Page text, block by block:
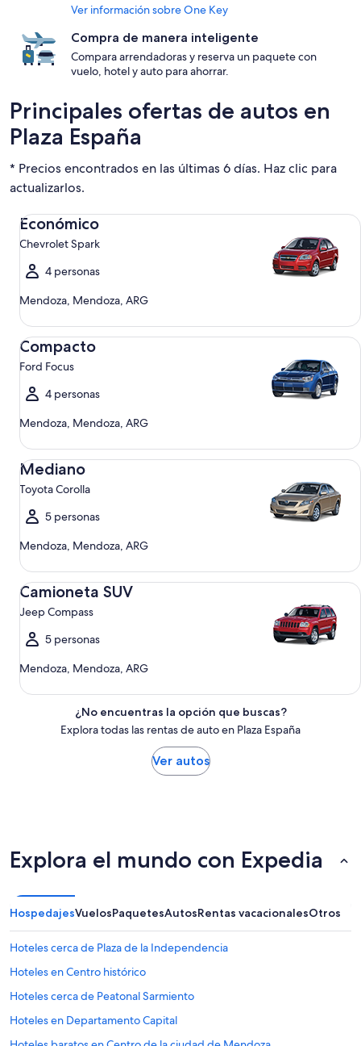
Ver información sobre One Key
Compra de manera inteligente
Compara arrendadoras y reserva un paquete con
vuelo, hotel y auto para ahorrar.
Principales ofertas de autos en
Plaza España
* Precios encontrados en las últimas 6 días. Haz clic para
actualizarlos.
Económico
Chevrolet Spark
4 personas
Mendoza, Mendoza, ARG
Económico Chevrolet Spark
Compacto
Ford Focus
4 personas
Mendoza, Mendoza, ARG
Compacto Ford Focus
Mediano
Toyota Corolla
5 personas
Mendoza, Mendoza, ARG
Mediano Toyota Corolla
Camioneta SUV
Jeep Compass
5 personas
Mendoza, Mendoza, ARG
Camioneta SUV Jeep Compass
¿No encuentras la opción que buscas?
Explora todas las rentas de auto en Plaza España
Ver autos
Explora el mundo con Expedia
HospedajesVuelosPaquetesAutosRentas vacacionalesOtros
Hoteles cerca de Plaza de la Independencia
Hoteles en Centro histórico
Hoteles cerca de Peatonal Sarmiento
Hoteles en Departamento Capital